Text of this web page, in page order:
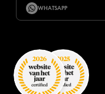
WHATSAPP